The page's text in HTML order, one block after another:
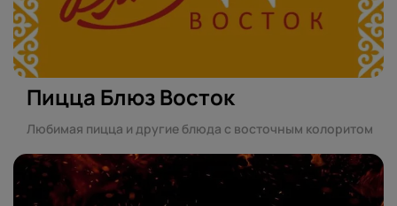
Пицца Блюз Восток
Любимая пицца и другие блюда с восточным колоритом